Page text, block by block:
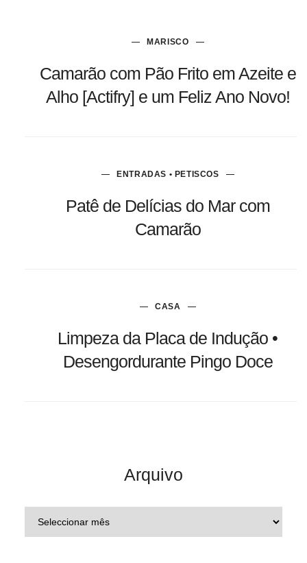
MARISCO
Camarão com Pão Frito em Azeite e
Alho [Actifry] e um Feliz Ano Novo!
ENTRADAS • PETISCOS
Patê de Delícias do Mar com
Camarão
CASA
Limpeza da Placa de Indução •
Desengordurante Pingo Doce
Arquivo